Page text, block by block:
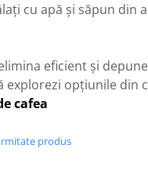
cu apă și săpun din
eficient și
explorezi opțiunile din
cafea
produs